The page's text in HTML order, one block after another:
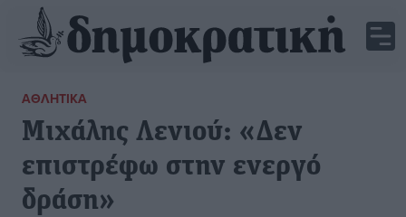
ΑΘΛΗΤΙΚΆ
Μιχάλης Λενιού: «Δεν
επιστρέφω στην ενεργό
δράση»